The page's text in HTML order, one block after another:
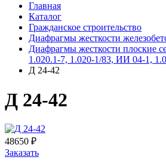
Главная
Каталог
Гражданское строительство
Диафрагмы жесткости
Диафрагмы жесткости плоские
1.020.1-7, 1.020-1/83, ИИ 04-1,
Д 24-42
Д 24-42
48650 ₽
Заказать